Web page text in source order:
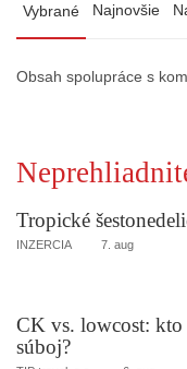
Vybrané Najnovšie
Obsah spolupráce s
Tropické
INZERCIA 7. aug
CK vs. lowcost:
súboj?